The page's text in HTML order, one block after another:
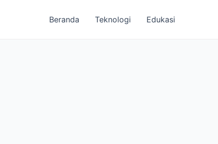
Beranda Teknologi Edukasi